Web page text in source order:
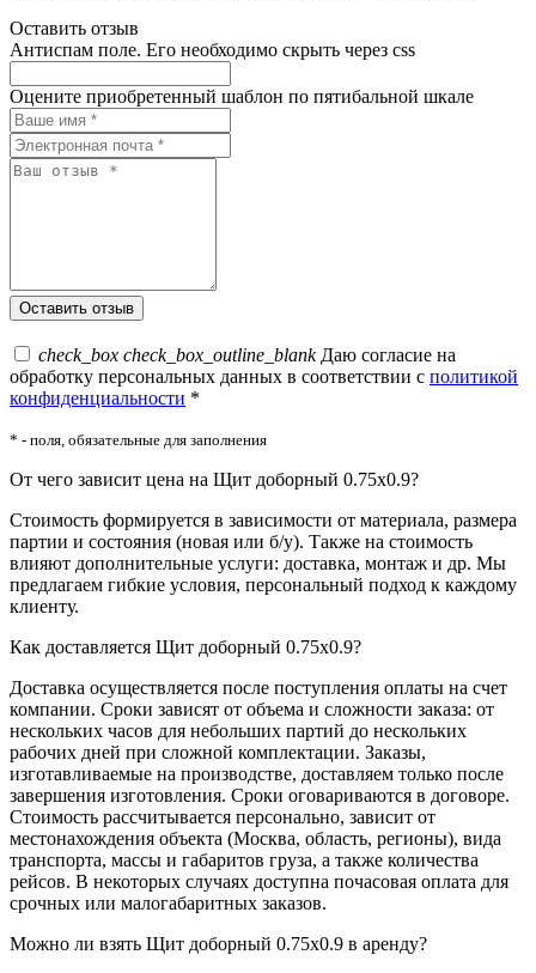
Оставить отзыв
Антиспам поле. Его необходимо скрыть через css
Оцените приобретенный шаблон по пятибальной шкале
check_box check_box_outline_blankДаю согласие на
обработку персональных данных в соответствии с политикой
конфиденциальности *
* - поля, обязательные для заполнения
От чего зависит цена на Щит доборный 0.75x0.9?
Стоимость формируется в зависимости от материала, размера
партии и состояния (новая или б/у). Также на стоимость
влияют дополнительные услуги: доставка, монтаж и др. Мы
предлагаем гибкие условия, персональный подход к каждому
клиенту.
Как доставляется Щит доборный 0.75x0.9?
Доставка осуществляется после поступления оплаты на счет
компании. Сроки зависят от объема и сложности заказа: от
нескольких часов для небольших партий до нескольких
рабочих дней при сложной комплектации. Заказы,
изготавливаемые на производстве, доставляем только после
завершения изготовления. Сроки оговариваются в договоре.
Стоимость рассчитывается персонально, зависит от
местонахождения объекта (Москва, область, регионы), вида
транспорта, массы и габаритов груза, а также количества
рейсов. В некоторых случаях доступна почасовая оплата для
срочных или малогабаритных заказов.
Можно ли взять Щит доборный 0.75x0.9 в аренду?